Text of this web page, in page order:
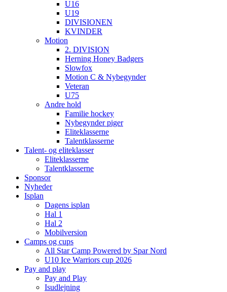
U16
U19
DIVISIONEN
KVINDER
Motion
2. DIVISION
Herning Honey Badgers
Slowfox
Motion C & Nybegynder
Veteran
U75
Andre hold
Familie hockey
Nybegynder piger
Eliteklasserne
Talentklasserne
Talent- og eliteklasser
Eliteklasserne
Talentklasserne
Sponsor
Nyheder
Isplan
Dagens isplan
Hal 1
Hal 2
Mobilversion
Camps og cups
All Star Camp Powered by Spar Nord
U10 Ice Warriors cup 2026
Pay and play
Pay and Play
Isudlejning